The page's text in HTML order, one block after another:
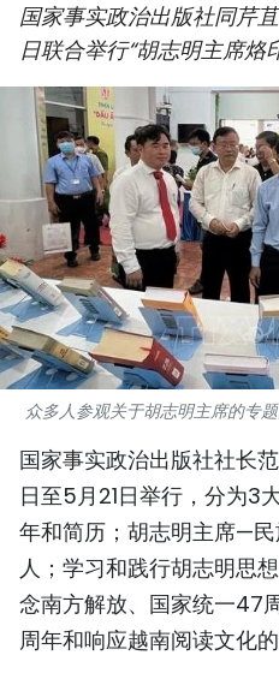
社会
环保
文化
体育
国际
旅游
友谊桥梁
多功能
图表新闻
图库
国家事实政治出版社同芹
日联合举行“胡志明主席烙
众多人参观关于胡志明主席的专
国家事实政治出版社社长
日至5月21日举行，分为3
年和简历；胡志明主席—
人；学习和践行胡志明思
念南方解放、国家统一47
周年和响应越南阅读文化的